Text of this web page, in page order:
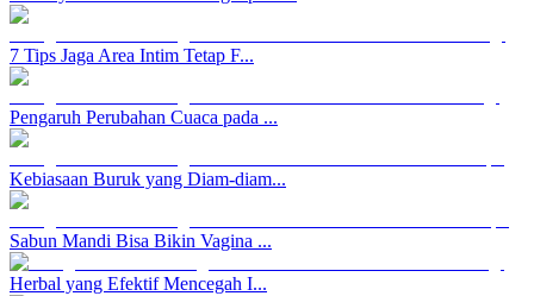
7 Tips Jaga Area Intim Tetap F...
Pengaruh Perubahan Cuaca pada ...
Kebiasaan Buruk yang Diam-diam...
Sabun Mandi Bisa Bikin Vagina ...
Herbal yang Efektif Mencegah I...